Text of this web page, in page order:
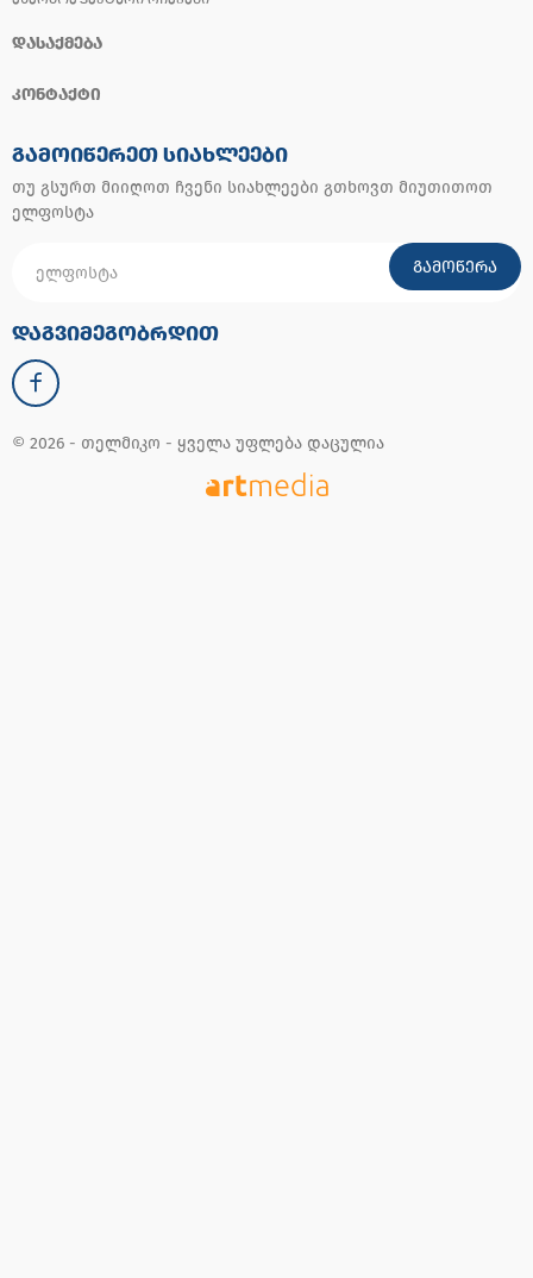
ᲓᲐᲡᲐᲥᲛᲔᲑᲐ
ᲙᲝᲜᲢᲐᲥᲢᲘ
ᲒᲐᲛᲝᲘᲬᲔᲠᲔᲗ ᲡᲘᲐᲮᲚᲔᲔᲑᲘ
თუ გსურთ მიიღოთ ჩვენი სიახლეები გთხოვთ მიუთითოთ
ელფოსტა
ᲒᲐᲛᲝᲬᲔᲠᲐ
ᲓᲐᲒᲕᲘᲛᲔᲒᲝᲑᲠᲓᲘᲗ
© 2026 - თელმიკო - ყველა უფლება დაცულია